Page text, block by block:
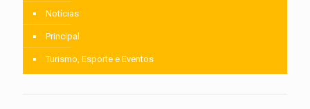
Notícias
Principal
Turismo, Esporte e Eventos